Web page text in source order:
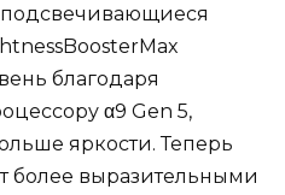
благодаря
α9 Gen 5,
яркости. Теперь
более выразительными